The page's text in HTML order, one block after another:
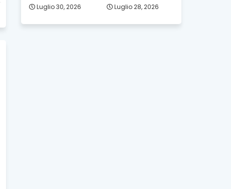
Luglio 30, 2026 Luglio 28, 2026